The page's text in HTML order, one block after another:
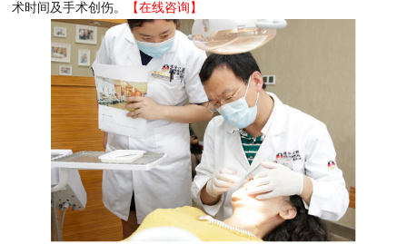
术时间及手术创伤。
【在线咨询】